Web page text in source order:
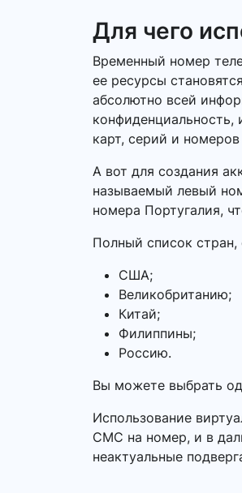
Для чего
Временный номер
ее ресурсы
абсолютно всей
конфиденциальность,
карт, серий и
А вот для создания
называемый левый
номера Португалия,
Полный список
США;
Великобританию;
Китай;
Филиппины;
Россию.
Вы можете выбрать
Использование
СМС на номер, и в
неактуальные